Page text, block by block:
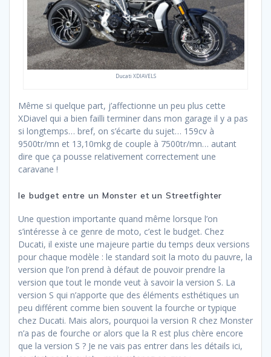
Ducati XDIAVELS
Même si quelque part, j’affectionne un peu plus cette
XDiavel qui a bien failli terminer dans mon garage il y a pas
si longtemps… bref, on s’écarte du sujet… 159cv à
9500tr/mn et 13,10mkg de couple à 7500tr/mn… autant
dire que ça pousse relativement correctement une
caravane !
le budget entre un Monster et un Streetfighter
Une question importante quand même lorsque l’on
s’intéresse à ce genre de moto, c’est le budget. Chez
Ducati, il existe une majeure partie du temps deux versions
pour chaque modèle : le standard soit la moto du pauvre, la
version que l’on prend à défaut de pouvoir prendre la
version que tout le monde veut à savoir la version S. La
version S qui n’apporte que des éléments esthétiques un
peu différent comme bien souvent la fourche or typique
chez Ducati. Mais alors, pourquoi la version R chez Monster
n’a pas de fourche or alors que la R est plus chère encore
que la version S ? Je ne vais pas entrer dans les détails ici,